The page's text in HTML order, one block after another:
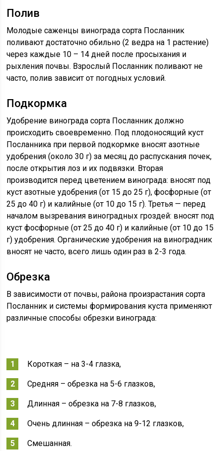
Полив
Молодые саженцы винограда сорта Посланник
поливают достаточно обильно (2 ведра на 1 растение)
через каждые 10 – 14 дней после просыхания и
рыхления почвы. Взрослый Посланник поливают не
часто, полив зависит от погодных условий.
Подкормка
Удобрение винограда сорта Посланник должно
происходить своевременно. Под плодоносящий куст
Посланника при первой подкормке вносят азотные
удобрения (около 30 г) за месяц до распускания почек,
после открытия лоз и их подвязки. Вторая
производится перед цветением винограда: вносят под
куст азотные удобрения (от 15 до 25 г), фосфорные (от
25 до 40 г) и калийные (от 10 до 15 г). Третья — перед
началом вызревания виноградных гроздей: вносят под
куст фосфорные (от 25 до 40 г) и калийные (от 10 до 15
г) удобрения. Органические удобрения на виноградник
вносят не часто, всего лишь один раз в 2-3 года.
Обрезка
В зависимости от почвы, района произрастания сорта
Посланник и системы формирования куста применяют
различные способы обрезки винограда:
Короткая – на 3-4 глазка,
Средняя – обрезка на 5-6 глазков,
Длинная – обрезка на 7-8 глазков,
Очень длинная – обрезка на 9-12 глазков,
Смешанная.